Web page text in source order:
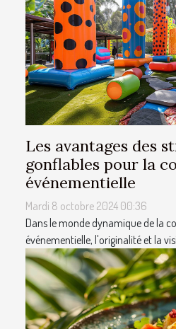
Les avantages des
gonflables pour la
événementielle
Mardi 8 octobre 2024 00:36
Dans le monde dynamique de la
événementielle, l'originalité et la